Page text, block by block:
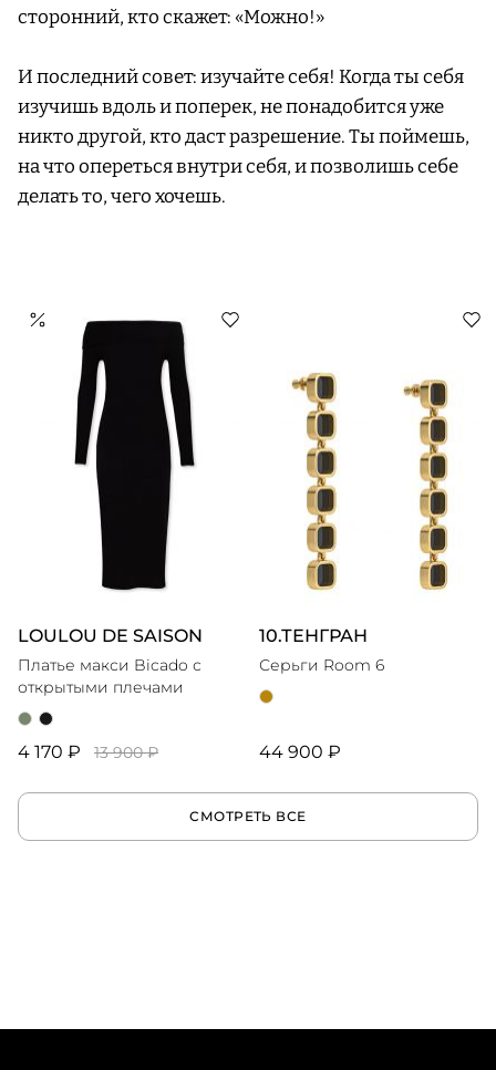
сторонний, кто скажет: «Можно!»
И последний совет: изучайте себя! Когда ты себя
изучишь вдоль и поперек, не понадобится уже
никто другой, кто даст разрешение. Ты поймешь,
на что опереться внутри себя, и позволишь себе
делать то, чего хочешь.
LOULOU DE SAISON
Платье макси Bicado с
открытыми плечами
4 170 ₽ 13 900 ₽
10.ТЕНГРАН
Серьги Room 6
44 900 ₽
СМОТРЕТЬ ВСЕ